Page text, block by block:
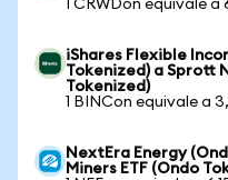
1 CRWDon equivale a
iShares Flexible
Tokenized) a Sprott
Tokenized)
1 BINCon equivale a
NextEra Energy
Miners ETF (Ondo